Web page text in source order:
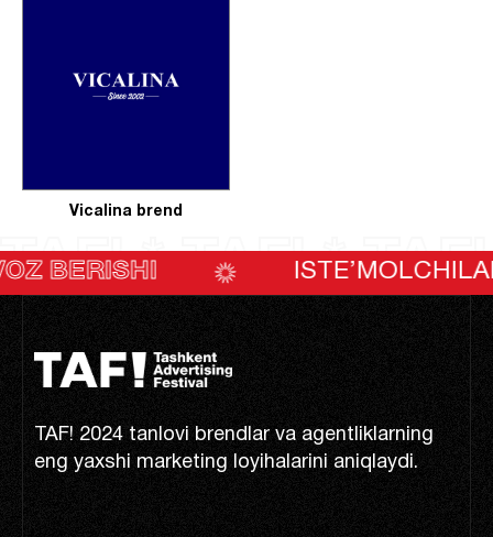
Vicalina brend
TAF! * TAF! *
ISTE’MOLCHILARNING OVOZ
TAF! 2024 tanlovi brendlar va agentliklarning
eng yaxshi marketing loyihalarini aniqlaydi.